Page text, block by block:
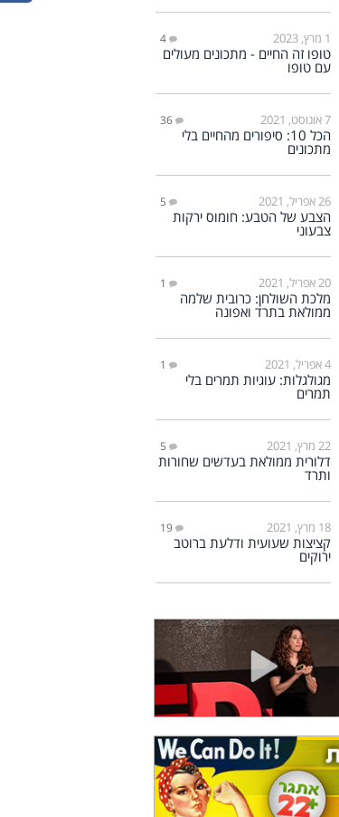
1 מרץ, 2023 4
טופו זה החיים - מתכונים מעולים
עם טופו
7 אוגוסט, 2021 36
הכל 10: סיפורים מהחיים בלי
מתכונים
26 אפריל, 2021 5
הצבע של הטבע: חומוס ירקות
צבעוני
20 אפריל, 2021 1
מלכת השולחן: כרובית שלמה
ממולאת בתרד ואפונה
4 אפריל, 2021 1
מגולגלות: עוגיות תמרים בלי
תמרים
22 מרץ, 2021 5
דלורית ממולאת בעדשים שחורות
ותרד
18 מרץ, 2021 19
קציצות שעועית ודלעת ברוטב
ירוקים